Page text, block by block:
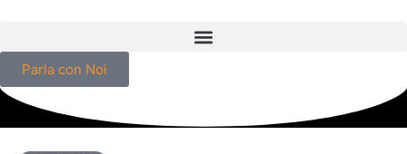
Parla con Noi